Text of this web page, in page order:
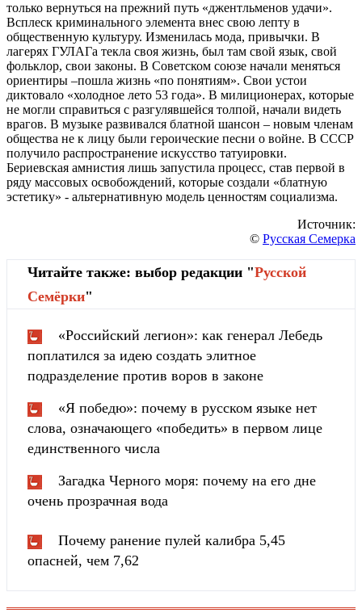
только вернуться на прежний путь «джентльменов удачи».
Всплеск криминального элемента внес свою лепту в
общественную культуру. Изменилась мода, привычки. В
лагерях ГУЛАГа текла своя жизнь, был там свой язык, свой
фольклор, свои законы. В Советском союзе начали меняться
ориентиры –пошла жизнь «по понятиям». Свои устои
диктовало «холодное лето 53 года». В милиционерах, которые
не могли справиться с разгулявшейся толпой, начали видеть
врагов. В музыке развивался блатной шансон – новым членам
общества не к лицу были героические песни о войне. В СССР
получило распространение искусство татуировки.
Бериевская амнистия лишь запустила процесс, став первой в
ряду массовых освобождений, которые создали «блатную
эстетику» - альтернативную модель ценностям социализма.
Источник:
© Русская Семерка
Читайте также: выбор редакции "Русской
Cемёрки"
«Российский легион»: как генерал Лебедь
поплатился за идею создать элитное
подразделение против воров в законе
«Я победю»: почему в русском языке нет
слова, означающего «победить» в первом лице
единственного числа
Загадка Черного моря: почему на его дне
очень прозрачная вода
Почему ранение пулей калибра 5,45
опасней, чем 7,62